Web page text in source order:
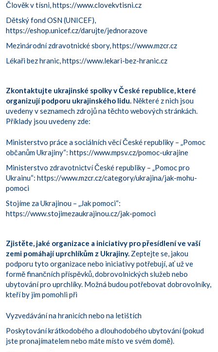
Člověk v tísni,https://www.clovekvtisni.cz
Dětský fond OSN (UNICEF),
https://eshop.unicef.cz/darujte/jednorazove
Mezinárodní zdravotnické sbory,https://www.mzcr.cz
Lékaři bez hranic,https://www.lekari-bez-hranic.cz
Zkontaktujte ukrajinské spolky v České republice, které
organizují podporu ukrajinského lidu. Některé z nich jsou
uvedeny v seznamech zdrojů na těchto webových stránkách.
Příklady jsou uvedeny zde:
Ministerstvo práce a sociálních věcí České republiky – „Pomoc
občanům Ukrajiny“: https://www.mpsv.cz/pomoc-ukrajine
Ministerstvo zdravotnictví České republiky – „Pomoc pro
Ukrainu“: https://www.mzcr.cz/category/ukrajina/jak-mohu-
pomoci
Stojíme za Ukrajinou – „Jak pomoci“:
https://www.stojimezaukrajinou.cz/jak-pomoci
Zjistěte, jaké organizace a iniciativy pro přesídlení ve vaší
zemi pomáhají uprchlíkům z Ukrajiny. Zeptejte se, jakou
podporu tyto organizace nebo iniciativy potřebují, ať už ve
formě finančních příspěvků, dobrovolnických služeb nebo
ubytování pro uprchlíky. Možná budou potřebovat dobrovolníky,
kteří by jim pomohli při
Vyzvedávání na hranicích nebo na letištích
Poskytování krátkodobého a dlouhodobého ubytování (pokud
jste pronajímatelem nebo máte místo ve svém domě).